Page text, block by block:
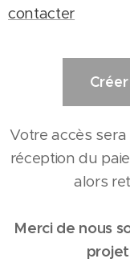
contacter
Votre accès
réception du
alors
Merci de nous